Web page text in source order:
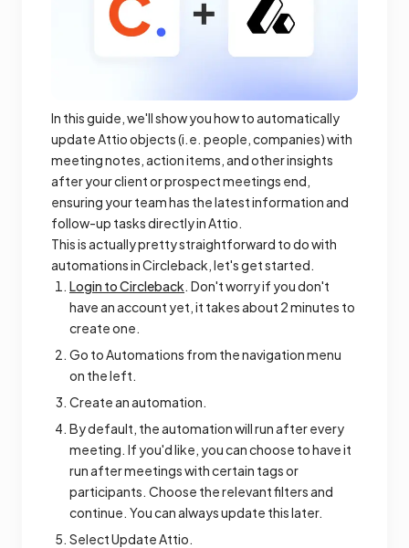
In this guide, we'll show you how to automatically
update Attio objects (i.e. people, companies) with
meeting notes, action items, and other insights
after your client or prospect meetings end,
ensuring your team has the latest information and
follow-up tasks directly in Attio.
This is actually pretty straightforward to do with
automations in Circleback, let's get started.
Login to Circleback. Don't worry if you don't
have an account yet, it takes about 2 minutes to
create one.
Go to Automations from the navigation menu
on the left.
Create an automation.
By default, the automation will run after every
meeting. If you'd like, you can choose to have it
run after meetings with certain tags or
participants. Choose the relevant filters and
continue. You can always update this later.
Select Update Attio.